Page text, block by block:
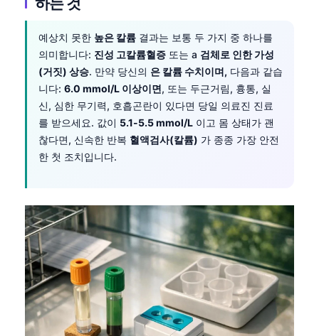
예상치 못한 높은 칼륨 결과는 보통 두 가지 중 하나를
의미합니다: 진성 고칼륨혈증 또는 a 검체로 인한 가성
(거짓) 상승. 만약 당신의 은 칼륨 수치이며, 다음과 같습
니다: 6.0 mmol/L 이상이면, 또는 두근거림, 흉통, 실
신, 심한 무기력, 호흡곤란이 있다면 당일 의료진 진료
를 받으세요. 값이 5.1-5.5 mmol/L 이고 몸 상태가 괜
찮다면, 신속한 반복 혈액검사(칼륨) 가 종종 가장 안전
한 첫 조치입니다.